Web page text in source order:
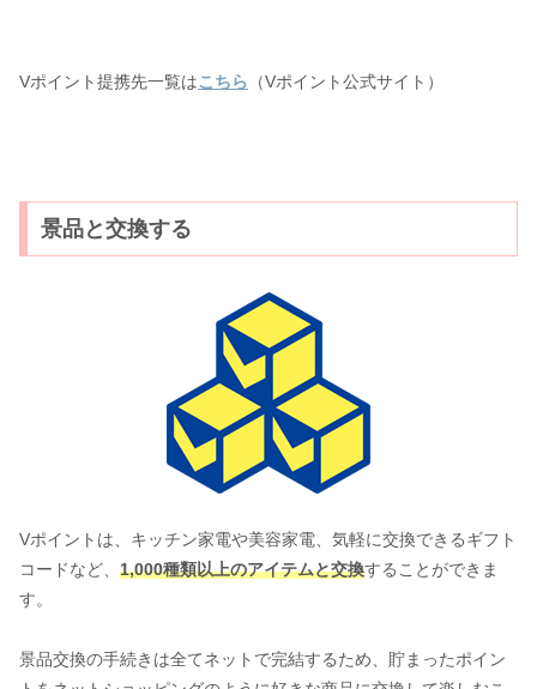
Vポイント提携先一覧はこちら （Vポイント公式サイト）
景品と交換する
Vポイントは、キッチン家電や美容家電、気軽に交換できるギフト
コードなど、 1,000種類以上のアイテムと交換することができま
す。
景品交換の手続きは全てネットで完結するため、貯まったポイン